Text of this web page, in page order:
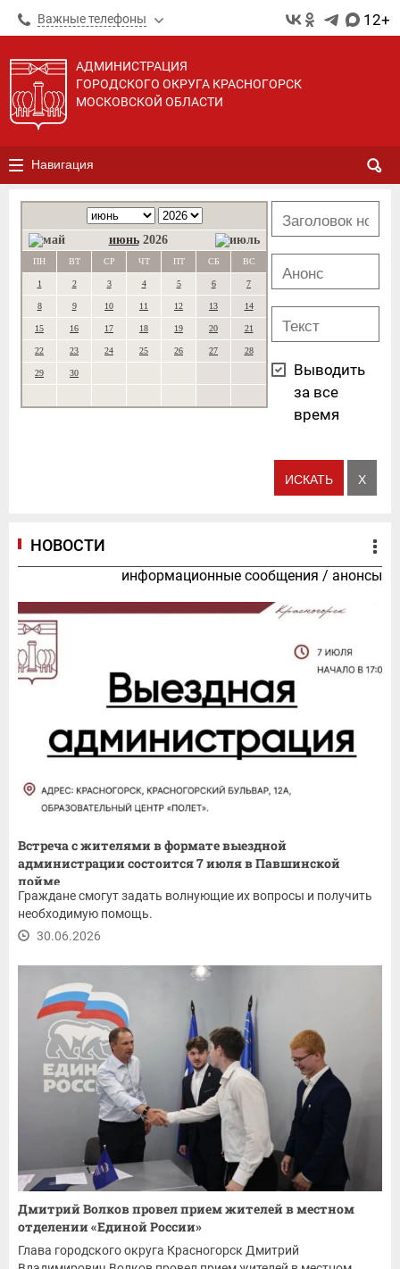
Важные телефоны 12+
АДМИНИСТРАЦИЯ
ГОРОДСКОГО ОКРУГА КРАСНОГОРСК
МОСКОВСКОЙ ОБЛАСТИ
Навигация
июнь 2026
ПН ВТ СР ЧТ ПТ СБ ВС
1 2 3 4 5 6 7
8 9 10 11 12 13 14
15 16 17 18 19 20 21
22 23 24 25 26 27 28
29 30
Выводить
за все
время
НОВОСТИ
информационные сообщения / анонсы
Встреча с жителями в формате выездной
администрации состоится 7 июля в Павшинской
пойме
Граждане смогут задать волнующие их вопросы и получить
необходимую помощь.
30.06.2026
Дмитрий Волков провел прием жителей в местном
отделении «Единой России»
Глава городского округа Красногорск Дмитрий